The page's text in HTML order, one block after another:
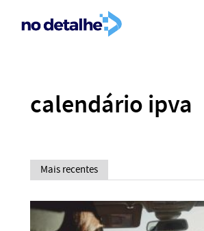
calendário ipva
Mais recentes